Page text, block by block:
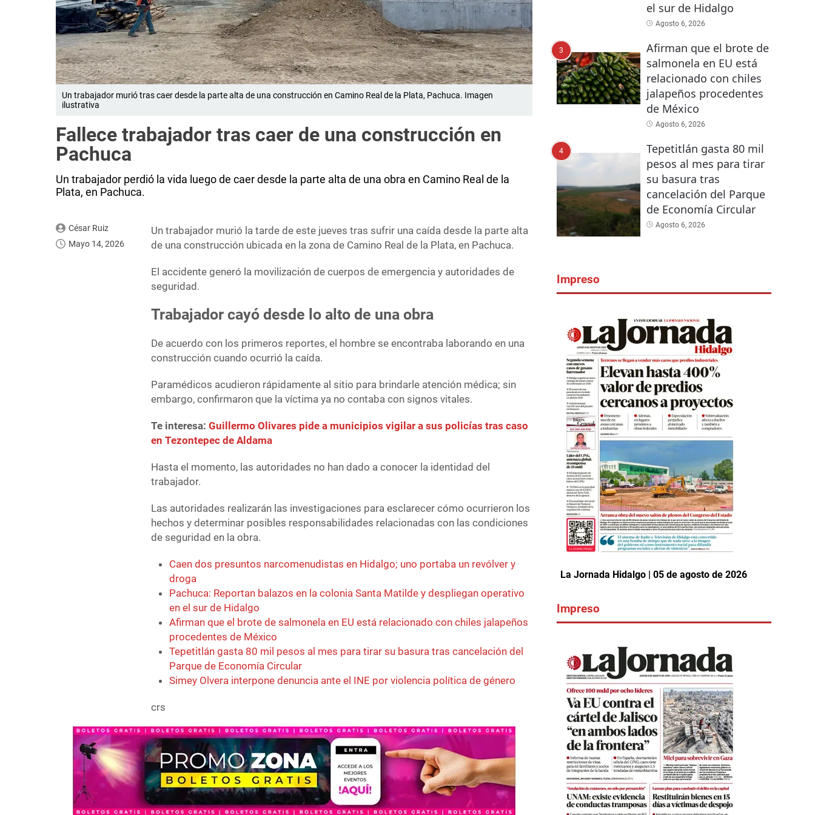
Un trabajador murió tras caer desde la parte alta de una construcción en Camino Real de la Plata, Pachuca. Imagen
ilustrativa
Fallece trabajador tras caer de una construcción en
Pachuca
Un trabajador perdió la vida luego de caer desde la parte alta de una obra en Camino Real de la
Plata, en Pachuca.
César Ruiz
Mayo 14, 2026
Un trabajador murió la tarde de este jueves tras sufrir una caída desde la parte alta
de una construcción ubicada en la zona de Camino Real de la Plata, en Pachuca.
El accidente generó la movilización de cuerpos de emergencia y autoridades de
seguridad.
Trabajador cayó desde lo alto de una obra
De acuerdo con los primeros reportes, el hombre se encontraba laborando en una
construcción cuando ocurrió la caída.
Paramédicos acudieron rápidamente al sitio para brindarle atención médica; sin
embargo, confirmaron que la víctima ya no contaba con signos vitales.
Te interesa:Guillermo Olivares pide a municipios vigilar a sus policías tras caso
en Tezontepec de Aldama
Hasta el momento, las autoridades no han dado a conocer la identidad del
trabajador.
Las autoridades realizarán las investigaciones para esclarecer cómo ocurrieron los
hechos y determinar posibles responsabilidades relacionadas con las condiciones
de seguridad en la obra.
Caen dos presuntos narcomenudistas en Hidalgo; uno portaba un revólver y
droga
Pachuca: Reportan balazos en la colonia Santa Matilde y despliegan operativo
en el sur de Hidalgo
Afirman que el brote de salmonela en EU está relacionado con chiles jalapeños
procedentes de México
Tepetitlán gasta 80 mil pesos al mes para tirar su basura tras cancelación del
Parque de Economía Circular
Simey Olvera interpone denuncia ante el INE por violencia política de género
crs
el sur de Hidalgo
Agosto 6, 2026
3
Afirman que el brote de
salmonela en EU está
relacionado con chiles
jalapeños procedentes
de México
Agosto 6, 2026
4
Tepetitlán gasta 80 mil
pesos al mes para tirar
su basura tras
cancelación del Parque
de Economía Circular
Agosto 6, 2026
Impreso
La Jornada Hidalgo | 05 de agosto de 2026
Impreso